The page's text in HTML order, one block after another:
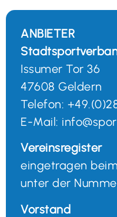
ANBIETER
Issumer Tor 36
47608 Geldern
Telefon:
E-Mail:
Vereinsregister
eingetragen
unter der
Vorstand